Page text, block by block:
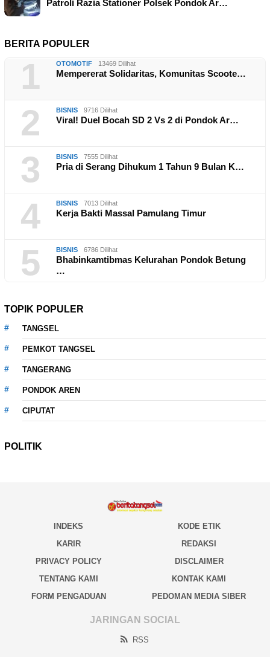
Patroli Razia Stationer Polsek Pondok Ar…
BERITA POPULER
1 OTOMOTIF 13469 Dilihat
Mempererat Solidaritas, Komunitas Scoote…
2 BISNIS 9716 Dilihat
Viral! Duel Bocah SD 2 Vs 2 di Pondok Ar…
3 BISNIS 7555 Dilihat
Pria di Serang Dihukum 1 Tahun 9 Bulan K…
4 BISNIS 7013 Dilihat
Kerja Bakti Massal Pamulang Timur
5 BISNIS 6786 Dilihat
Bhabinkamtibmas Kelurahan Pondok Betung
…
TOPIK POPULER
TANGSEL
PEMKOT TANGSEL
TANGERANG
PONDOK AREN
CIPUTAT
POLITIK
INDEKS
KODE ETIK
KARIR
REDAKSI
PRIVACY POLICY
DISCLAIMER
TENTANG KAMI
KONTAK KAMI
FORM PENGADUAN
PEDOMAN MEDIA SIBER
JARINGAN SOCIAL
RSS